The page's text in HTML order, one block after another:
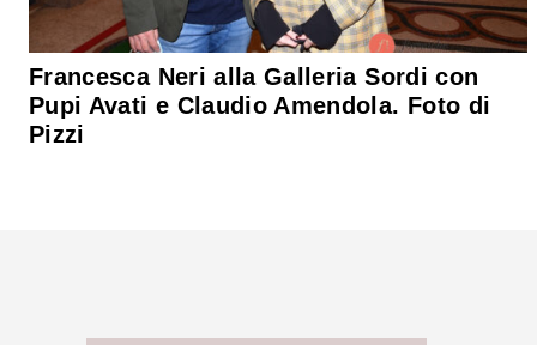
Francesca Neri alla Galleria Sordi con
Pupi Avati e Claudio Amendola. Foto di
Pizzi